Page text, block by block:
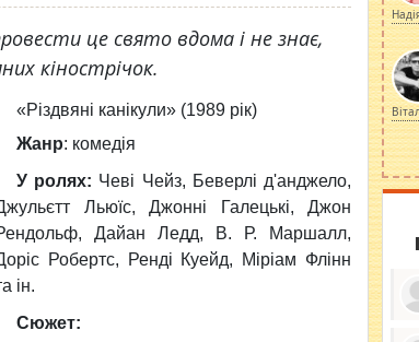
це свято вдома і не знає,
кінострічок.
«Різдвяні канікули» (1989 рік)
Жанр: комедія
У ролях: Чеві Чейз, Беверлі д'анджело,
Льюїс, Джонні Галецькі, Джон
Дайан Ледд, В. Р. Маршалл,
Робертс, Ренді Куейд, Міріам Флінн
ін.
Сюжет: